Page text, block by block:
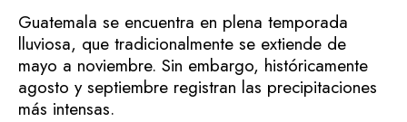
Guatemala se encuentra en plena temporada
lluviosa, que tradicionalmente se extiende de
mayo a noviembre. Sin embargo, históricamente
agosto y septiembre registran las precipitaciones
más intensas.